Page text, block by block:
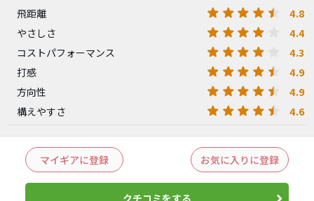
飛距離
4.8
やさしさ 4.4
コストパフォーマンス 4.3
打感 4.9
方向性 4.9
構えやすさ 4.6
マイギアに登録 お気に入りに登録
クチコミをする